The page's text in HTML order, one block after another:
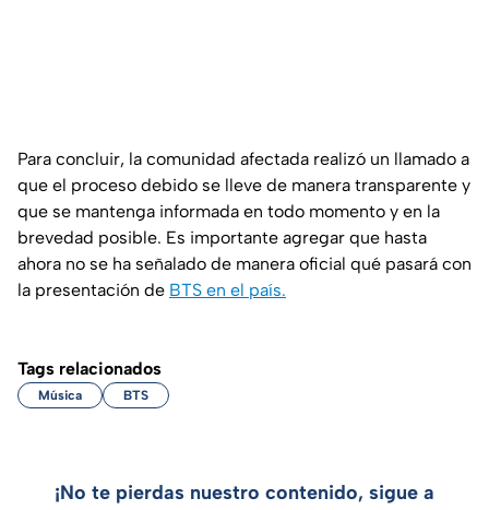
Para concluir, la comunidad afectada realizó un llamado a
que el proceso debido se lleve de manera transparente y
que se mantenga informada en todo momento y en la
brevedad posible. Es importante agregar que hasta
ahora no se ha señalado de manera oficial qué pasará con
la presentación de BTS en el país.
Tags relacionados
Música BTS
¡No te pierdas nuestro contenido, sigue a